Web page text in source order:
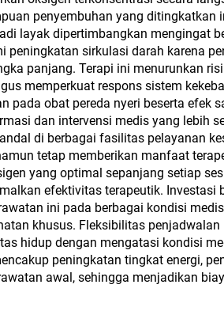
penyembuhan yang
layak dipertimbangkan mengingat
sirkulasi darah karena
panjang. Terapi ini menurunkan
memperkuat respons sistem
pada obat pereda nyeri beserta
dan intervensi medis yang lebih
di berbagai fasilitas pelayanan
tetap memberikan manfaat
yang optimal sepanjang setiap
efektivitas terapeutik.
ini pada berbagai kondisi
khusus. Fleksibilitas
hidup dengan mengatasi kondisi
peningkatan tingkat energi,
awal, sehingga menjadikan